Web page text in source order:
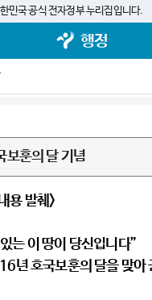
민국 공식 전자정부 누리집입니다.
행정
훈의 달 기념
용 발췌>
는 이 땅이 당신입니다”
년 호국보훈의 달을 맞아